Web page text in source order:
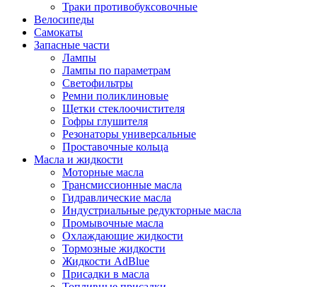
Траки противобуксовочные
Велосипеды
Самокаты
Запасные части
Лампы
Лампы по параметрам
Светофильтры
Ремни поликлиновые
Щетки стеклоочистителя
Гофры глушителя
Резонаторы универсальные
Проставочные кольца
Масла и жидкости
Моторные масла
Трансмиссионные масла
Гидравлические масла
Индустриальные редукторные масла
Промывочные масла
Охлаждающие жидкости
Тормозные жидкости
Жидкости AdBlue
Присадки в масла